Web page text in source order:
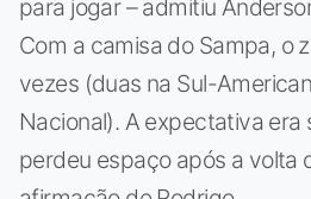
para jogar – admitiu
Com a camisa do Sampa, o
vezes (duas na Sul-
Nacional). A expectativa era
perdeu espaço após a volta